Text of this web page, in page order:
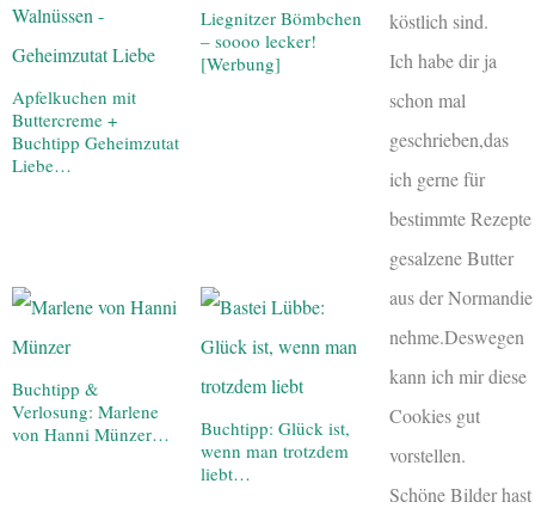
Apfelkuchen mit
Buttercreme +
Buchtipp Geheimzutat
Liebe…
Liegnitzer Bömbchen
– soooo lecker!
[Werbung]
Buchtipp &
Verlosung: Marlene
von Hanni Münzer…
Buchtipp: Glück ist,
wenn man trotzdem
liebt…
köstlich sind.
Ich habe dir ja
schon mal
geschrieben,das
ich gerne für
bestimmte Rezepte
gesalzene Butter
aus der Normandie
nehme.Deswegen
kann ich mir diese
Cookies gut
vorstellen.
Schöne Bilder hast